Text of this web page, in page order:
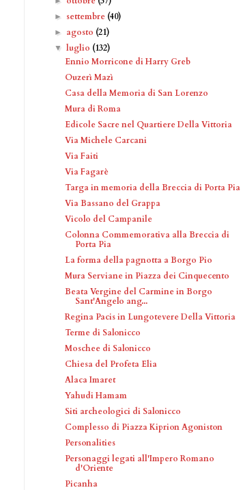
► settembre (40)
► agosto (21)
▼luglio (132)
Ennio Morricone di Harry Greb
Ouzerì Mazì
Casa della Memoria di San Lorenzo
Mura di Roma
Edicole Sacre nel Quartiere Della Vittoria
Via Michele Carcani
Via Faiti
Via Fagarè
Targa in memoria della Breccia di Porta Pia
Via Bassano del Grappa
Vicolo del Campanile
Colonna Commemorativa alla Breccia di
Porta Pia
La forma della pagnotta a Borgo Pio
Mura Serviane in Piazza dei Cinquecento
Beata Vergine del Carmine in Borgo
Sant'Angelo ang...
Regina Pacis in Lungotevere Della Vittoria
Terme di Salonicco
Moschee di Salonicco
Chiesa del Profeta Elia
Alaca Imaret
Yahudi Hamam
Siti archeologici di Salonicco
Complesso di Piazza Kiprion Agoniston
Personalities
Personaggi legati all'Impero Romano
d'Oriente
Picanha